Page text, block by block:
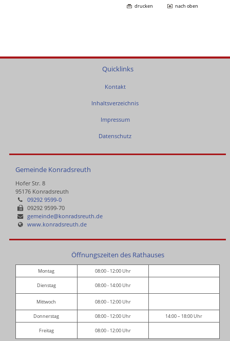
drucken nach oben
Quicklinks
Kontakt
Inhaltsverzeichnis
Impressum
Datenschutz
Gemeinde Konradsreuth
Hofer Str. 8
95176 Konradsreuth
09292 9599-0
09292 9599-70
gemeinde@konradsreuth.de
www.konradsreuth.de
Öffnungszeiten des Rathauses
Montag 08:00 - 12:00 Uhr
Dienstag 08:00 - 14:00 Uhr
Mittwoch 08:00 - 12:00 Uhr
Donnerstag 08:00 - 12:00 Uhr 14:00 – 18:00 Uhr
Freitag 08:00 - 12:00 Uhr